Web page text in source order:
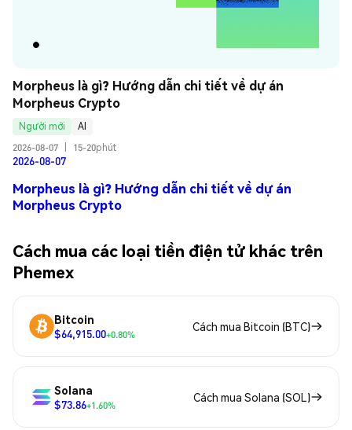
Morpheus là gì? Hướng dẫn chi tiết về dự án
Morpheus Crypto
Người mới
AI
2026-08-07
15-20phút
2026-08-07
Morpheus là gì? Hướng dẫn chi tiết về dự án
Morpheus Crypto
Cách mua các loại tiền điện tử khác trên
Phemex
Bitcoin
$64,915.00+0.80%
Cách mua Bitcoin (BTC)
Solana
$73.86+1.60%
Cách mua Solana (SOL)